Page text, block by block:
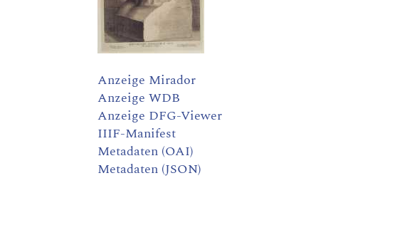
Anzeige Mirador
Anzeige WDB
Anzeige DFG-Viewer
IIIF-Manifest
Metadaten (OAI)
Metadaten (JSON)